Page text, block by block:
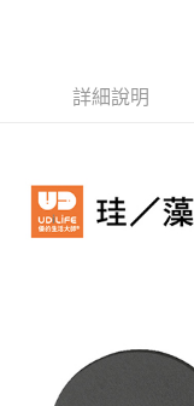
恩沛科技股份有限公司
詳細說明